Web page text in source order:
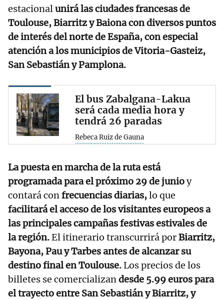
estacionalunirá las ciudades francesas de
Toulouse, Biarritz y Baiona con diversos puntos
de interés del norte de España, con especial
atención a los municipios de Vitoria-Gasteiz,
San Sebastián y Pamplona.
El bus Zabalgana-Lakua
será cada media hora y
tendrá 26 paradas
Rebeca Ruiz de Gauna
La puesta en marcha de la ruta está
programada para el próximo 29 de junioy
contará confrecuencias diarias,lo que
facilitará el acceso de los visitantes europeos a
las principales campañas festivas estivales de
la región.El itinerario transcurrirá porBiarritz,
Bayona, Pau y Tarbes antes de alcanzar su
destino final en Toulouse.Los precios de los
billetes se comercializandesde 5.99 euros para
el trayecto entre San Sebastián y Biarritz, y